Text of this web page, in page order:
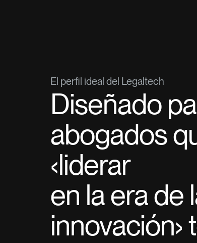
El perfil ideal del Legaltech
Diseñado
abogados
‹liderar
en la era de